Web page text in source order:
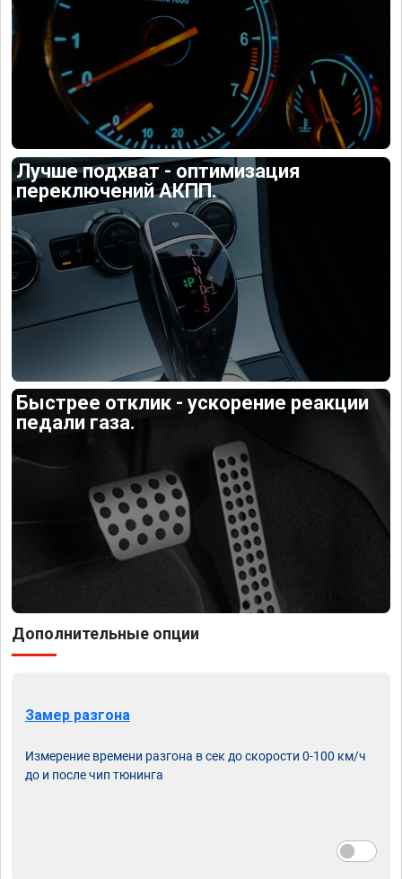
Лучше подхват - оптимизация
переключений АКПП.
Быстрее отклик - ускорение реакции
педали газа.
Дополнительные опции
Замер разгона
Измерение времени разгона в сек до скорости 0-100 км/ч
до и после чип тюнинга